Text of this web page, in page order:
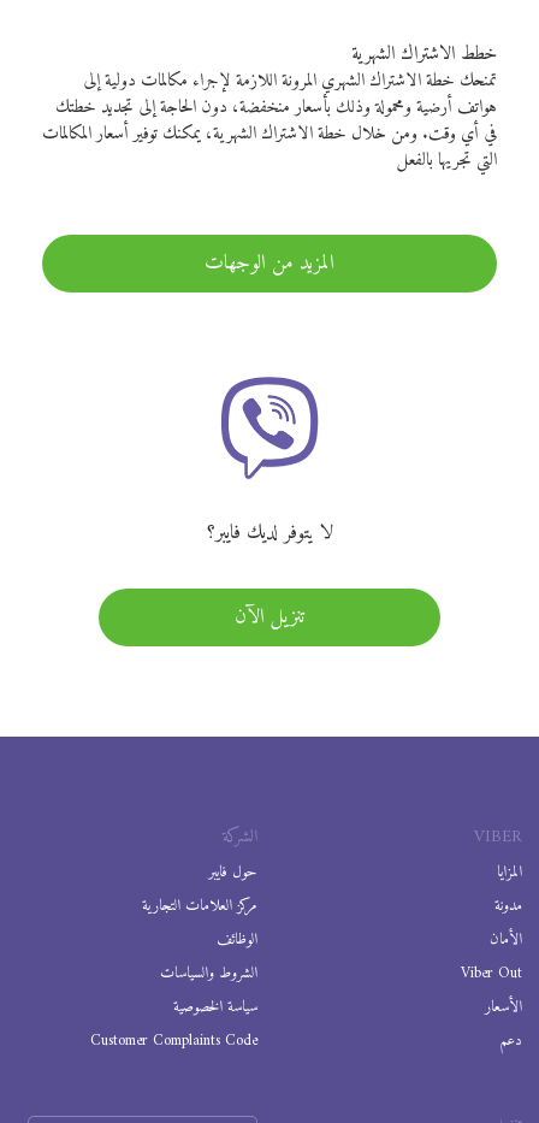
خطط الاشتراك الشهرية
تمنحك خطة الاشتراك الشهري المرونة اللازمة لإجراء مكالمات دولية إلى
هواتف أرضية ومحمولة وذلك بأسعار منخفضة، دون الحاجة إلى تجديد خطتك
في أي وقت. ومن خلال خطة الاشتراك الشهرية، يمكنك توفير أسعار المكالمات
التي تجريها بالفعل
المزيد من الوجهات
لا يتوفر لديك فايبر؟
تنزيل الآن
VIBER
المزايا
مدونة
الأمان
Viber Out
الأسعار
دعم
الشركة
حول فايبر
مركز العلامات التجارية
الوظائف
الشروط والسياسات
سياسة الخصوصية
Customer Complaints Code